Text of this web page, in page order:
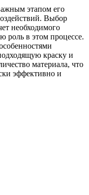
этапом его
Выбор
необходимого
роль в этом процессе.
краску и
материала, что
эффективно и